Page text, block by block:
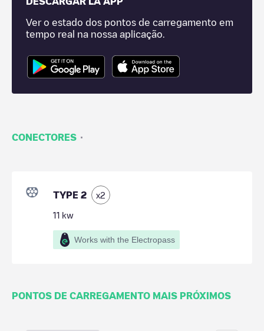
Ver o estado dos pontos de carregamento em
tempo real na nossa aplicação.
CONECTORES ·
TYPE 2 x2
11 kw
Works with the Electropass
PONTOS DE CARREGAMENTO MAIS PRÓXIMOS